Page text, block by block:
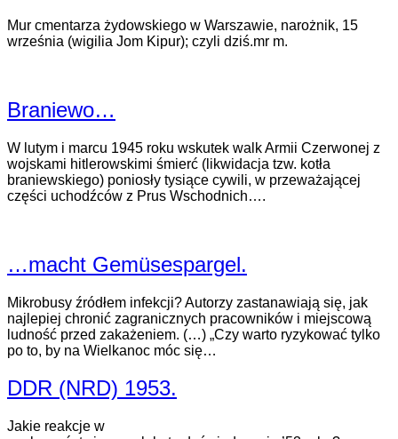
Mur cmentarza żydowskiego w Warszawie, narożnik, 15
września (wigilia Jom Kipur); czyli dziś.mr m.
Braniewo…
W lutym i marcu 1945 roku wskutek walk Armii Czerwonej z
wojskami hitlerowskimi śmierć (likwidacja tzw. kotła
braniewskiego) poniosły tysiące cywili, w przeważającej
części uchodźców z Prus Wschodnich….
…macht Gemüsespargel.
Mikrobusy źródłem infekcji? Autorzy zastanawiają się, jak
najlepiej chronić zagranicznych pracowników i miejscową
ludność przed zakażeniem. (…) „Czy warto ryzykować tylko
po to, by na Wielkanoc móc się…
DDR (NRD) 1953.
Jakie reakcje w